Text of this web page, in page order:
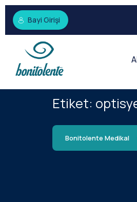
Bayi Girişi
Etiket:
Bonitolente Medikal